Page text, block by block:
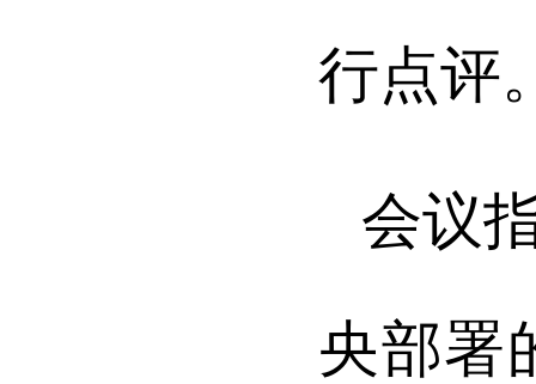
行点评
会议
央部署